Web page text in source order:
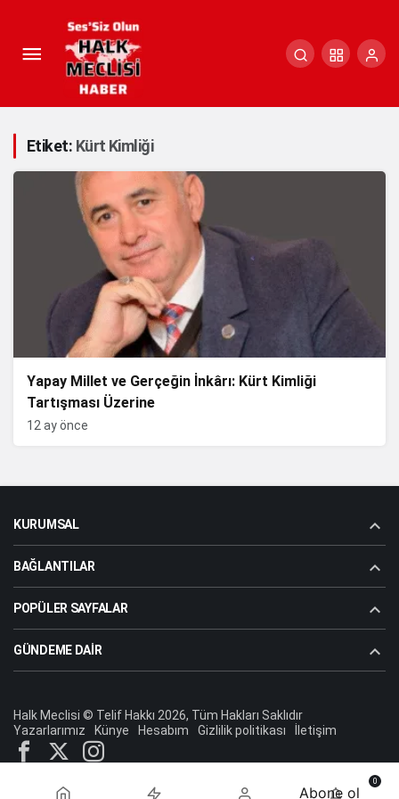
Etiket: Kürt Kimliği
Yapay Millet ve Gerçeğin İnkârı: Kürt Kimliği
Tartışması Üzerine
12 ay önce
KURUMSAL
BAĞLANTILAR
POPÜLER SAYFALAR
GÜNDEME DAIR
Halk Meclisi © Telif Hakkı 2026, Tüm Hakları Saklıdır
Yazarlarımız
Künye Hesabım Gizlilik politikası İletişim
0
Abone ol